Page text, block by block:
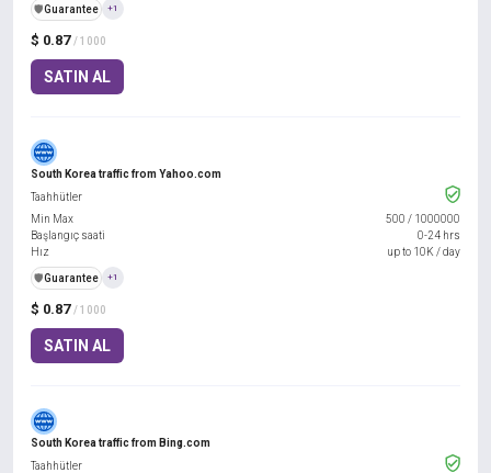
$ 0.87 / 1000
SATIN AL
️🛡️Guarantee +1
South Korea traffic from Yahoo.com
$ 0.87 / 1000
SATIN AL
Taahhütler
Min Max
500 / 1000000
Başlangıç saati
0-24 hrs
Hız
up to 10K / day
️🛡️Guarantee +1
South Korea traffic from Bing.com
Taahhütler